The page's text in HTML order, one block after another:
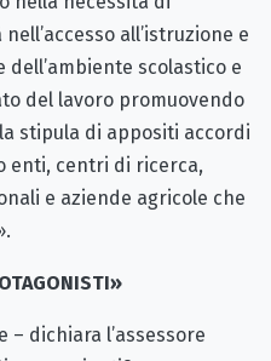
all’istruzione e
scolastico e
del lavoro promuovendo
stipula di appositi accordi
enti, centri di ricerca,
e aziende agricole che
– dichiara l’assessore